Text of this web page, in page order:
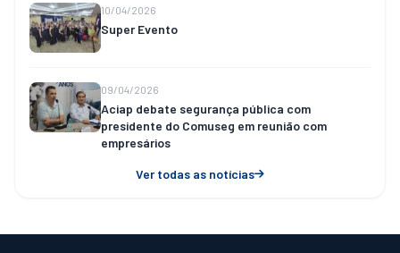
10/04/2026
Super Evento
09/04/2026
Aciap debate segurança pública com
presidente do Comuseg em reunião com
empresários
Ver todas as notícias